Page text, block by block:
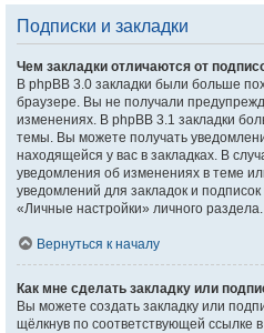
Подписки и закладки
Чем закладки отличаются от
В phpBB 3.0 закладки были больше
браузере. Вы не получали
изменениях. В phpBB 3.1 закладки
темы. Вы можете получать
находящейся у вас в закладках. В
уведомления об изменениях в теме
уведомлений для закладок и
«Личные настройки» личного раздела.
Вернуться к началу
Как мне сделать закладку или
Вы можете создать закладку или
щёлкнув по соответствующей ссылке